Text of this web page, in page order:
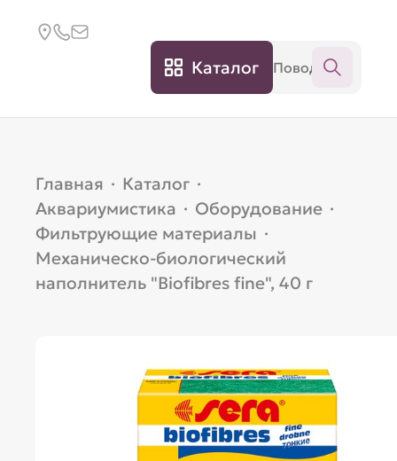
Каталог
Главная · Каталог ·
Аквариумистика · Оборудование ·
Фильтрующие материалы ·
Механическо-биологический
наполнитель "Biofibres fine", 40 г